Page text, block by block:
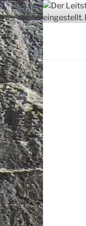
Zum
Inhalt
springen